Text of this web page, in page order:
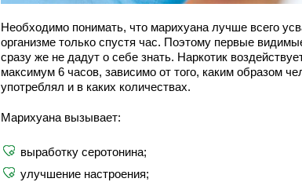
Необходимо понимать, что марихуана лучше всего
организме только спустя час. Поэтому первые
сразу же не дадут о себе знать. Наркотик
максимум 6 часов, зависимо от того, каким образом
употреблял и в каких количествах.
Марихуана вызывает:
выработку серотонина;
улучшение настроения;